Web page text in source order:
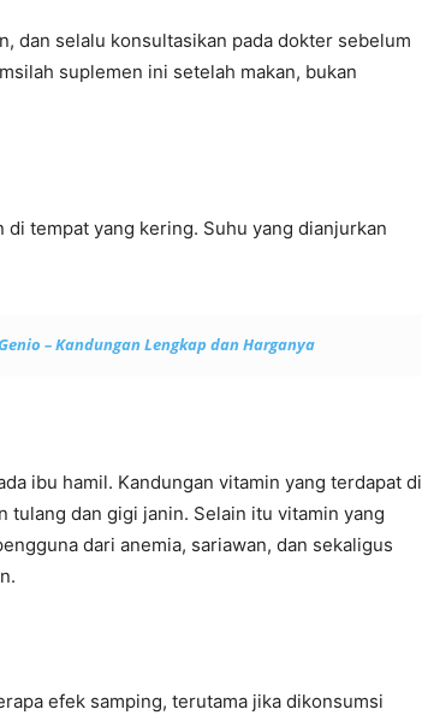
dan selalu konsultasikan pada dokter sebelum
suplemen ini setelah makan, bukan
tempat yang kering. Suhu yang dianjurkan
– Kandungan Lengkap dan Harganya
ibu hamil. Kandungan vitamin yang terdapat di
tulang dan gigi janin. Selain itu vitamin yang
dari anemia, sariawan, dan sekaligus
efek samping, terutama jika dikonsumsi